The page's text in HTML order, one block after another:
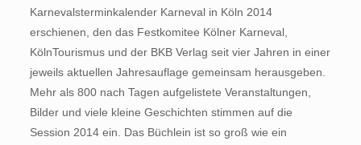
Karnevalsterminkalender Karneval in Köln 2014
erschienen, den das Festkomitee Kölner Karneval,
KölnTourismus und der BKB Verlag seit vier Jahren in einer
jeweils aktuellen Jahresauflage gemeinsam herausgeben.
Mehr als 800 nach Tagen aufgelistete Veranstaltungen,
Bilder und viele kleine Geschichten stimmen auf die
Session 2014 ein. Das Büchlein ist so groß wie ein